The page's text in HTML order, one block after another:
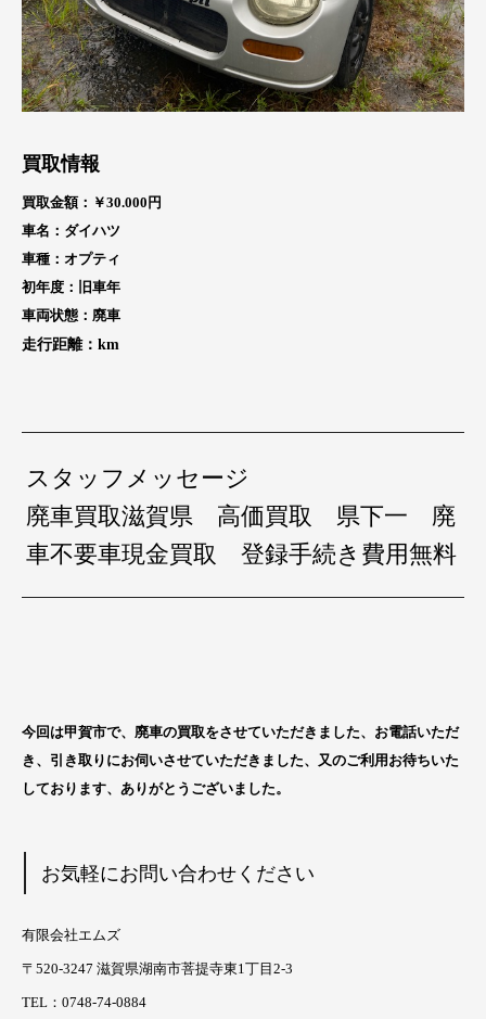
買取情報
買取金額：￥30.000 円
車名：ダイハツ
車種：オプティ
初年度：旧車年
車両状態：廃車
走行距離： km
スタッフメッセージ
廃車買取滋賀県 高価買取 県下一 廃
車不要車現金買取 登録手続き費用無料
今回は甲賀市で、廃車の買取をさせていただきました、お電話いただ
き、引き取りにお伺いさせていただきました、又のご利用お待ちいた
しております、ありがとうございました。
お気軽にお問い合わせください
有限会社エムズ
〒520-3247 滋賀県湖南市菩提寺東1丁目2-3
TEL：0748-74-0884